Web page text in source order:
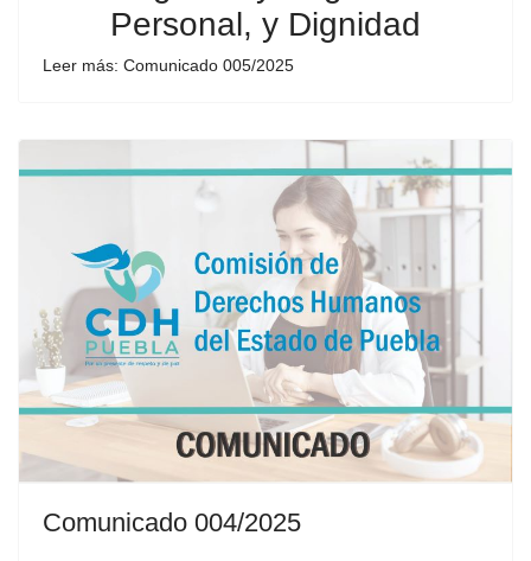
Personal, y Dignidad
Leer más: Comunicado 005/2025
Comunicado 004/2025